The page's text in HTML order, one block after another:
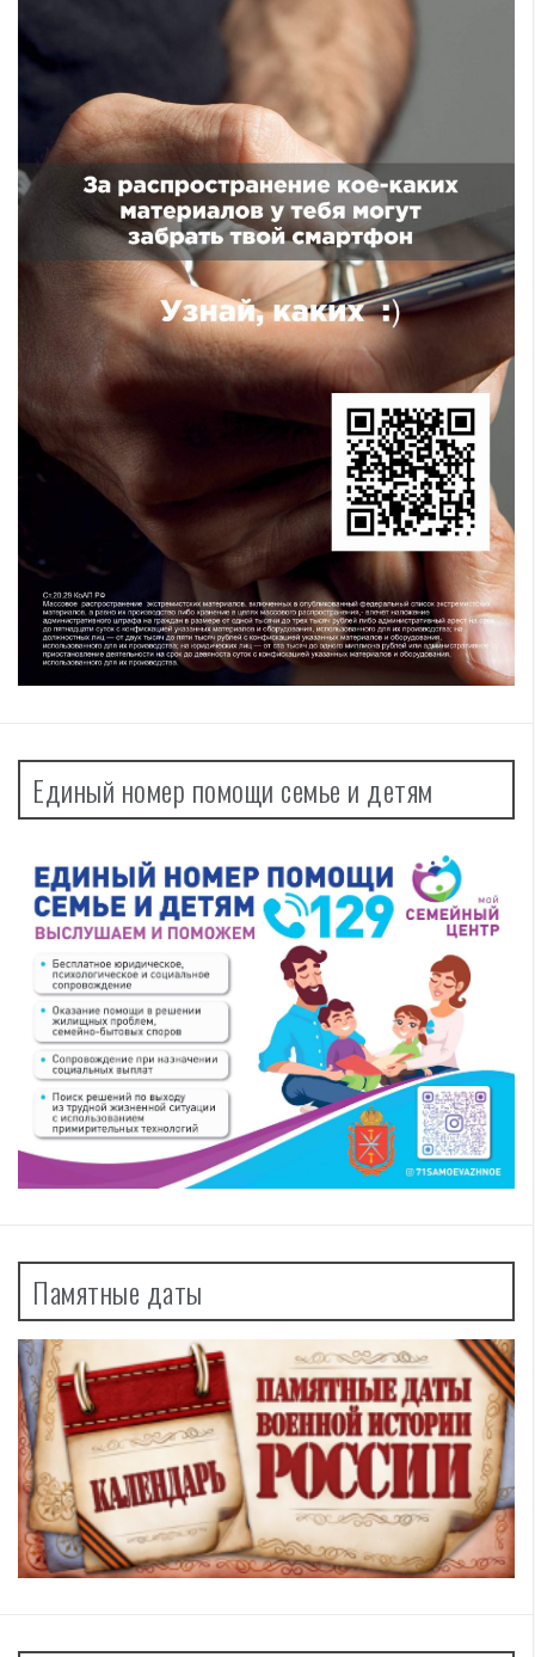
Единый номер помощи семье и детям
Памятные даты